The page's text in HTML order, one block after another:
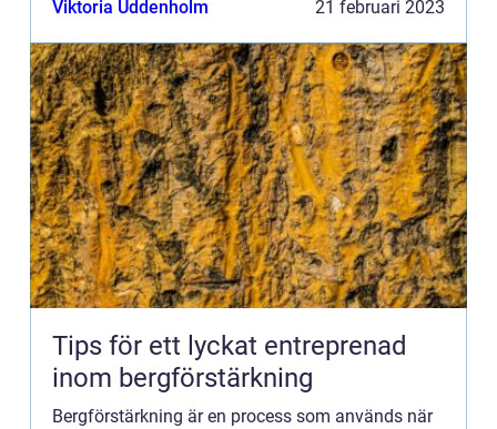
Viktoria Uddenholm 21 februari 2023
Tips för ett lyckat entreprenad
inom bergförstärkning
Bergförstärkning är en process som används när